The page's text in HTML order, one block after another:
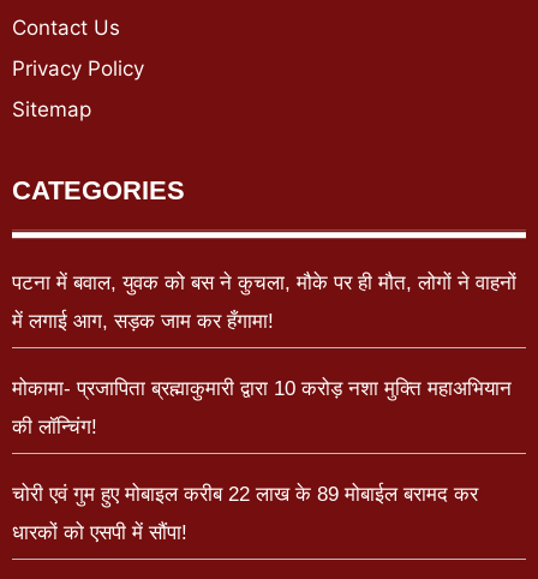
Contact Us
Privacy Policy
Sitemap
CATEGORIES
पटना में बवाल, युवक को बस ने कुचला, मौके पर ही मौत, लोगों ने वाहनों
में लगाई आग, सड़क जाम कर हँगामा!
मोकामा- प्रजापिता ब्रह्माकुमारी द्वारा 10 करोड़ नशा मुक्ति महाअभियान
की लॉन्चिंग!
चोरी एवं गुम हुए मोबाइल करीब 22 लाख के 89 मोबाईल बरामद कर
धारकों को एसपी में सौंपा!